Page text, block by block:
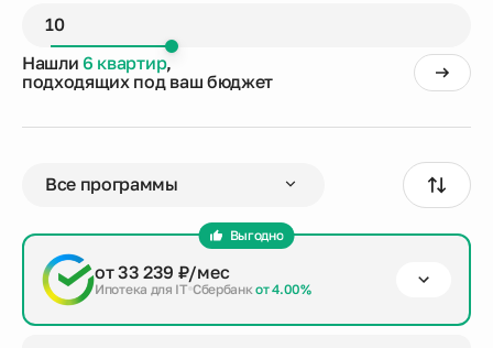
Нашли 6 квартир,
подходящих под ваш бюджет
Выгодно
Ипотека для IT Сбербанкот 4.00%
от 33 239 ₽/мес